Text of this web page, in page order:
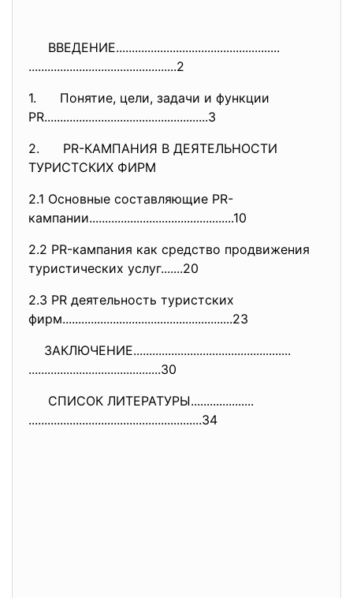
ВВЕДЕНИЕ....................................................
...............................................2
1. Понятие, цели, задачи и функции
PR....................................................3
2. PR-КАМПАНИЯ В ДЕЯТЕЛЬНОСТИ
ТУРИСТСКИХ ФИРМ
2.1 Основные составляющие PR-
кампании..............................................10
2.2 PR-кампания как средство продвижения
туристических услуг.......20
2.3 PR деятельность туристских
фирм......................................................23
ЗАКЛЮЧЕНИЕ..................................................
..........................................30
СПИСОК ЛИТЕРАТУРЫ....................
.......................................................34